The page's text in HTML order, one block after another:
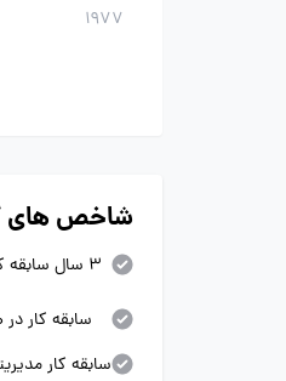
1977
شاخص های
3 سال سابقه کار در گروه شغلی مشابه
سابقه کار
سابقه کار